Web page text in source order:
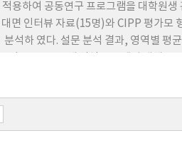
용하여 공동연구 프로그램을 대학원
면 인터뷰 자료(15명)와 CIPP 평가모
석하 였다. 설문 분석 결과, 영역별
높았고, 대학 간 공동연구·교류 경험을
정 지원 지연 문제가 일부 제기되었다
동연구를 ‘교육 프로그램’ 관점에서